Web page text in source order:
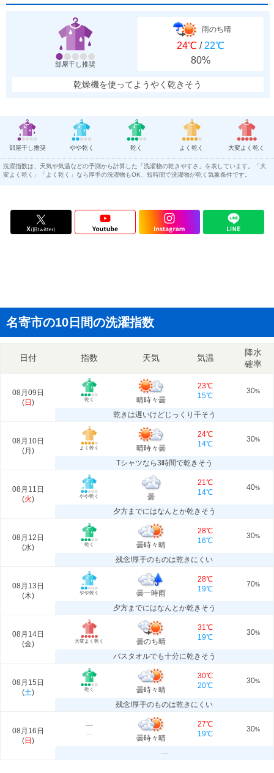
部屋干し推奨
雨のち晴
24℃ / 22℃
80%
乾燥機を使ってようやく乾きそう
部屋干し推奨 やや乾く 乾く よく乾く 大変よく乾く
洗濯指数は、天気や気温などの予測から計算した「洗濯物の乾きやすさ」を表しています。「大
変よく乾く」「よく乾く」なら厚手の洗濯物もOK、短時間で洗濯物が乾く気象条件です。
名寄市の10日間の洗濯指数
日付 指数 天気 気温
降水
確率
08月09日
(日 ) 乾く 晴時々曇
23℃
15℃
30%
乾きは遅いけどじっくり干そう
08月10日
(月 ) よく乾く 晴時々曇
24℃
14℃
30%
Tシャツなら3時間で乾きそう
08月11日
(火) やや乾く 曇
21℃
14℃
40%
夕方までにはなんとか乾きそう
08月12日
(水) 乾く 曇時々晴
28℃
16℃
30%
残念!厚手のものは乾きにくい
08月13日
(木) やや乾く 曇一時雨
28℃
19℃
70%
夕方までにはなんとか乾きそう
08月14日
(金) 大変よく乾く 曇のち晴
31℃
19℃
30%
バスタオルでも十分に乾きそう
08月15日
(土) 乾く 曇時々晴
30℃
20℃
30%
残念!厚手のものは乾きにくい
08月16日
(日 )
---
---
曇時々晴
27℃
19℃
30%
---